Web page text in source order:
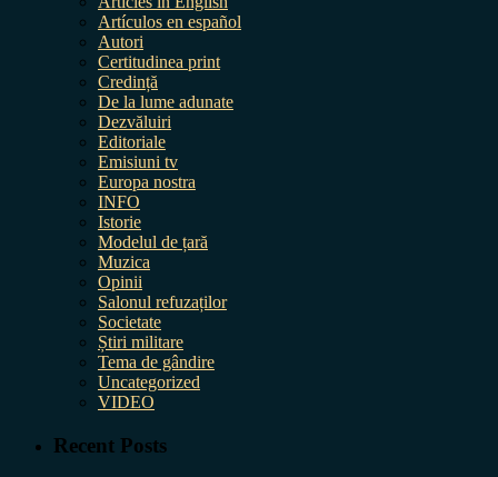
Artículos en español
Autori
Certitudinea print
Credință
De la lume adunate
Dezvăluiri
Editoriale
Emisiuni tv
Europa nostra
INFO
Istorie
Modelul de țară
Muzica
Opinii
Salonul refuzaților
Societate
Știri militare
Tema de gândire
Uncategorized
VIDEO
Recent Posts